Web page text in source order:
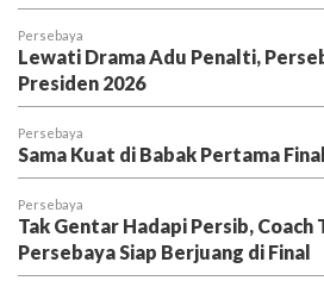
Persebaya
Lewati Drama Adu Penalti,
Presiden 2026
Persebaya
Sama Kuat di Babak Pertama
Persebaya
Tak Gentar Hadapi Persib, Coach
Persebaya Siap Berjuang di Final